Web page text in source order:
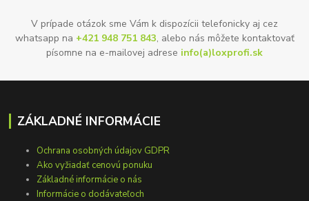
V prípade otázok sme Vám k dispozícii telefonicky aj cez
whatsapp na +421 948 751 843, alebo nás môžete kontaktovať
písomne na e-mailovej adrese info(a)loxprofi.sk
ZÁKLADNÉ INFORMÁCIE
Ochrana osobných údajov GDPR
Ako vyžiadať cenovú ponuku
Základné informácie o nás
Informácie o dodávateľoch